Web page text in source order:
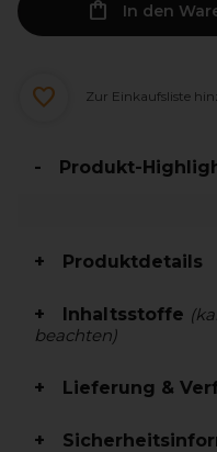
In den
Zur Einkaufsliste
Produkt-
Produktdetails
Inhaltsstoffe
beachten)
Lieferung &